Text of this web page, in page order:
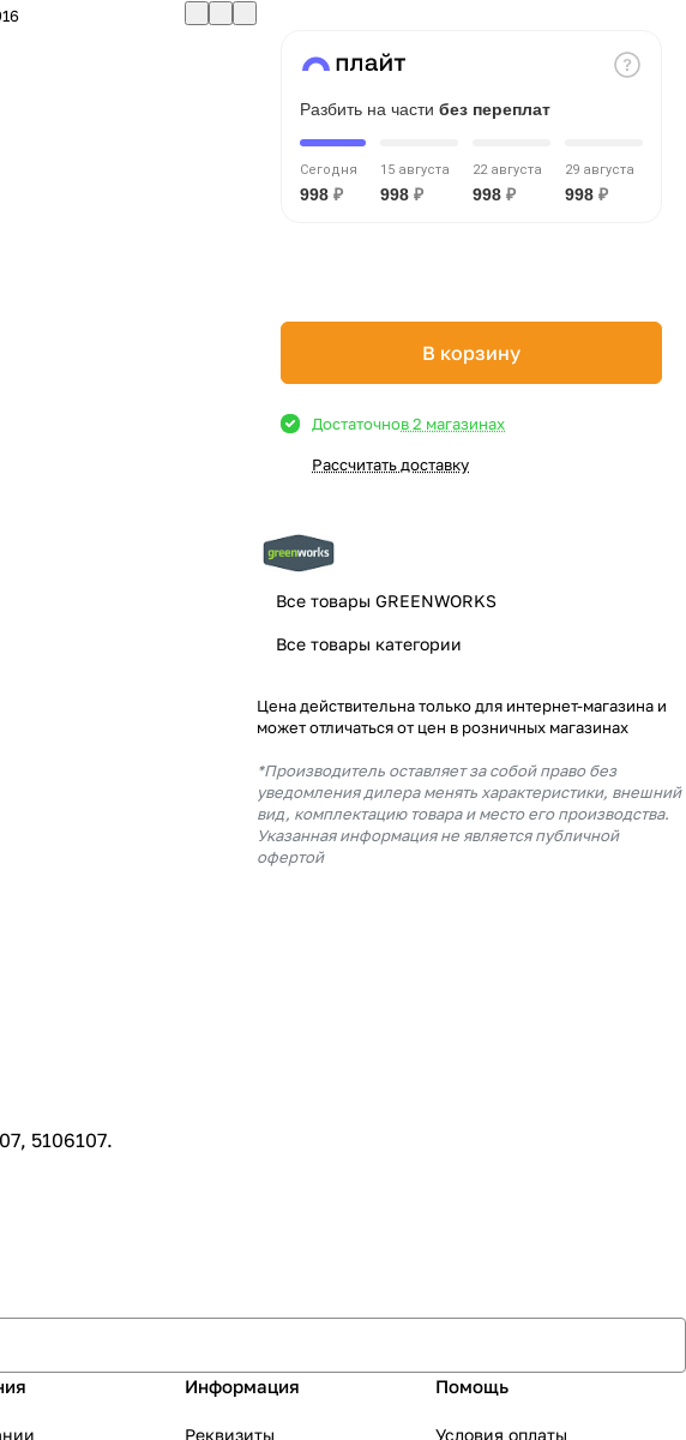
Разбить на части без переплат
Сегодня
998 ₽
15 августа
998 ₽
22 августа
998 ₽
29 августа
998 ₽
В корзину
Достаточнов 2 магазинах
Рассчитать доставку
Все товары GREENWORKS
Все товары категории
Цена действительна только для интернет-магазина и
может отличаться от цен в розничных магазинах
*Производитель оставляет за собой право без
уведомления дилера менять характеристики, внешний
вид, комплектацию товара и место его производства.
Указанная информация не является публичной
офертой
5106107.
Информация
Реквизиты
Помощь
Условия оплаты